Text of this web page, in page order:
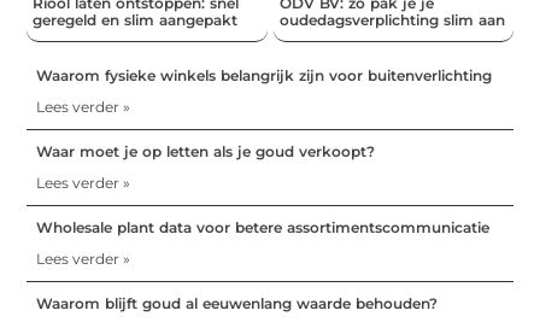
geregeld en slim aangepakt
oudedagsverplichting slim aan
Waarom fysieke winkels belangrijk zijn voor buitenverlichting
Lees verder »
Waar moet je op letten als je goud verkoopt?
Lees verder »
Wholesale plant data voor betere assortimentscommunicatie
Lees verder »
Waarom blijft goud al eeuwenlang waarde behouden?